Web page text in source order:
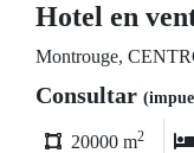
Hotel en
Montrouge,
Consultar
20000 m2